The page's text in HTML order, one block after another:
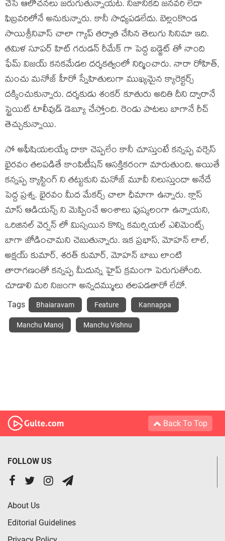
చేసే ఆలోచనలు జరుగుతున్నాయట. నిజానికది జనవరి లేదా
ఫిబ్రవరిలోనే అనుకున్నారు. కానీ సాధ్యపడలేదు. బెల్లంకొండ
సాయిశ్రీనివాస్ చాలా గ్యాప్ తర్వాత చేసిన తెలుగు సినిమా ఇది.
తమిళ సూపర్ హిట్ గరుడన్ రీమేక్ గా పెద్ద బడ్జెట్ తో నాంది
ఫేమ్ విజయ్ కనకమేడల దర్శకత్వంలో నిర్మించారు. నారా రోహిత్,
మంచు మనోజ్ హీరో స్నేహితులుగా ముఖ్యమైన క్యారెక్టర్స్
దక్కించుకున్నారు. దర్శకుడు శంకర్ కూతురు అదితి దీని ద్వారానే
స్ట్రెయిట్ టాలీవుడ్ డెబ్యూ చేస్తోంది. రెండు పాటలు బాగానే రీచ్
తెచ్చుకున్నాయి.
సో అఫీషియలయ్యే దాకా చెప్పలేం కానీ చూస్తుంటే కన్నప్ప వర్సెస్
భైరవం తలపడితే కాంపిటీషన్ ఆసక్తికరంగా మారుతుంది. అయితే
కన్నప్ప క్యాస్టింగ్ ని తట్టుకుని మనోజ్ మూవీ నిలుస్తుందా అనేదే
పెద్ద ప్రశ్న. భైరవం మీద మేకర్స్ చాలా ధీమాగా ఉన్నారు. క్లాస్
మాస్ ఆడియన్స్ ని మెప్పించే అంశాలు పుష్కలంగా ఉన్నాయని,
ఒరిజినల్ వెర్షన్ లో మిస్సయిన కొన్ని కమర్షియల్ ఎలిమెంట్స్
బాగా జోడించామని చెబుతున్నారు. ఇక ప్రభాస్, మోహన్ లాల్,
అక్షయ్ కుమార్, శరత్ కుమార్, మోహన్ బాబు లాంటి
తారాగణంతో కన్నప్ప మీదున్న హైప్ క్రమంగా పెరుగుతోంది.
చూడాలి మరి నిజంగా అన్నదమ్ములు తలపడతారో లేదో.
Tags Bhaiaravam Feature Kannappa
Manchu Manoj Manchu Vishnu
Back To Top
FOLLOW US
About Us
Editorial Guidelines